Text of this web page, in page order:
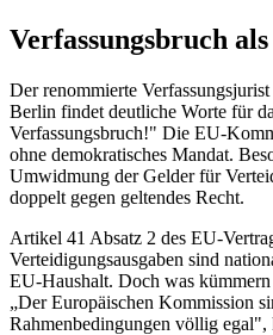
Verfassungsbruch
Der renommierte
Berlin findet deutliche Worte für
Verfassungsbruch!" Die EU-
ohne demokratisches Mandat.
Umwidmung der Gelder für
doppelt gegen geltendes Recht.
Artikel 41 Absatz 2 des EU-
Verteidigungsausgaben sind
EU-Haushalt. Doch was
„Der Europäischen Kommission
Rahmenbedingungen völlig